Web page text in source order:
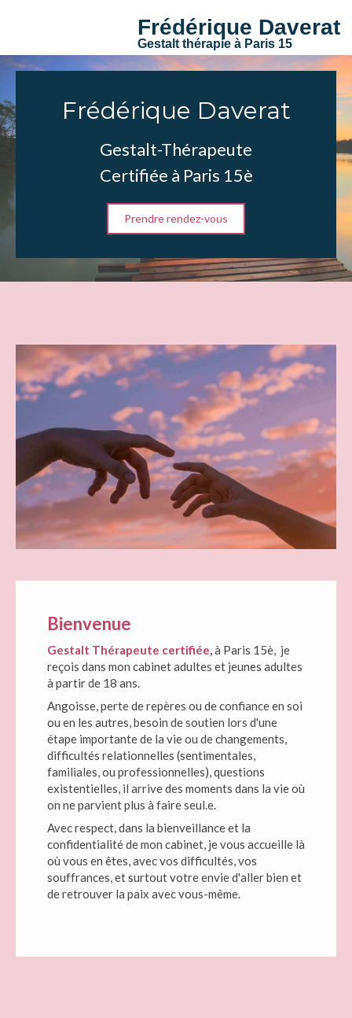
Frédérique Daverat
Gestalt thérapie à Paris 15
Frédérique Daverat
Gestalt-Thérapeute
Certifiée à Paris 15è
Prendre rendez-vous
Bienvenue
Gestalt Thérapeute certifiée,à Paris 15è, je
reçois dans mon cabinet adultes et jeunes adultes
à partir de 18 ans.
Angoisse, perte de repères ou de confiance en soi
ou en les autres, besoin de soutien lors d'une
étape importante de la vie ou de changements,
difficultés relationnelles (sentimentales,
familiales, ou professionnelles), questions
existentielles, il arrive des moments dans la vie où
on ne parvient plus à faire seul.e.
Avec respect, dans la bienveillance et la
confidentialité de mon cabinet, je vous accueille là
où vous en êtes, avec vos difficultés, vos
souffrances, et surtout votre envie d'aller bien et
de retrouver la paix avec vous-même.